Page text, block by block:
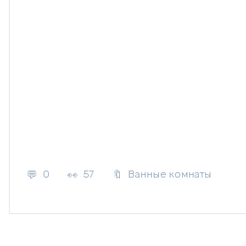
0 57 Ванные комнаты